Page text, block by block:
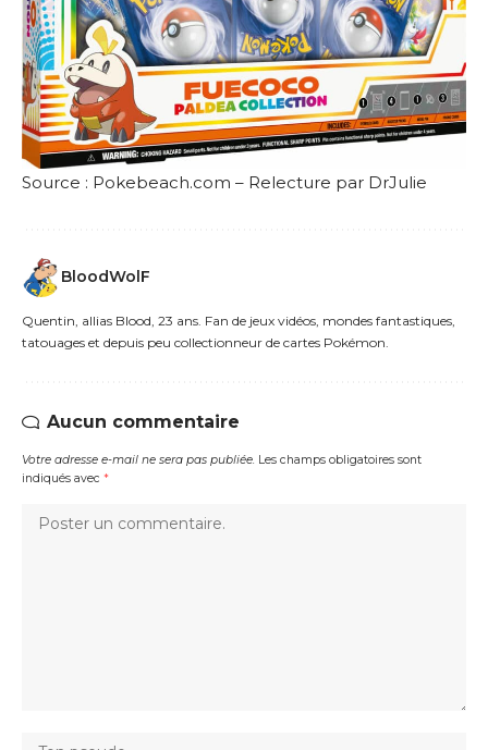
Source : Pokebeach.com – Relecture par DrJulie
BloodWolF
Quentin, allias Blood, 23 ans. Fan de jeux vidéos, mondes fantastiques,
tatouages et depuis peu collectionneur de cartes Pokémon.
Aucun commentaire
Votre adresse e-mail ne sera pas publiée. Les champs obligatoires sont
indiqués avec *